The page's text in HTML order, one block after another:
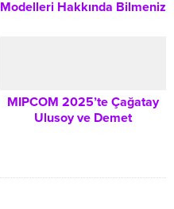
Modelleri Hakkında Bilmeniz
MIPCOM 2025’te Çağatay
Ulusoy ve Demet